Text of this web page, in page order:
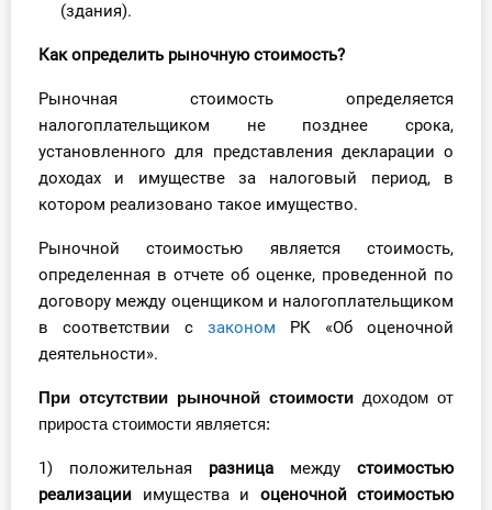
(здания).
Как определить рыночнуюстоимость?
Рыночная стоимость определяется
налогоплательщиком не позднее срока,
установленного для представления декларации о
доходах и имуществе за налоговый период, в
котором реализовано такое имущество.
Рыночной стоимостью является стоимость,
определенная в отчете об оценке, проведенной по
договору между оценщиком и налогоплательщиком
в соответствии с законом РК «Об оценочной
деятельности».
При отсутствии рыночной стоимости доходом от
прироста стоимости является:
1) положительная разница между стоимостью
реализации имущества и оценочной стоимостью